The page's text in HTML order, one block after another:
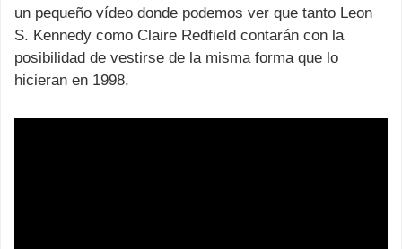
un pequeño vídeo donde podemos ver que tanto Leon
S. Kennedy como Claire Redfield contarán con la
posibilidad de vestirse de la misma forma que lo
hicieran en 1998.